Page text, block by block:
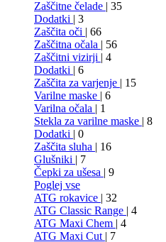
Zaščitne čelade | 35
Dodatki | 3
Zaščita oči | 66
Zaščitna očala | 56
Zaščitni vizirji | 4
Dodatki | 6
Zaščita za varjenje | 15
Varilne maske | 6
Varilna očala | 1
Stekla za varilne maske | 8
Dodatki | 0
Zaščita sluha | 16
Glušniki | 7
Čepki za ušesa | 9
Poglej vse
ATG rokavice | 32
ATG Classic Range | 4
ATG Maxi Chem | 4
ATG Maxi Cut | 7